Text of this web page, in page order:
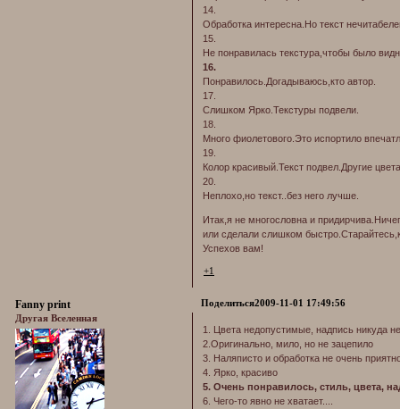
14.
Обработка интересна.Но текст
15.
Не понравилась текстура,чтобы было
16.
Понравилось.Догадываюсь,кто автор.
17.
Слишком Ярко.Текстуры подвели.
18.
Много фиолетового.Это испортило
19.
Колор красивый.Текст подвел.Другие
20.
Неплохо,но текст..без него лучше.
Итак,я не многословна и
или сделали слишком
Успехов вам!
+1
Поделиться2009-11-01 17:49:56
Fanny print
Другая Вселенная
1. Цвета недопустимые, надпись никуда
2.Оригинально, мило, но не зацепило
3. Наляписто и обработка не очень
4. Ярко, красиво
5. Очень понравилось, стиль, цвета,
6. Чего-то явно не хватает....